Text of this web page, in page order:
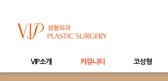
VIP소개 커뮤니티 코성형